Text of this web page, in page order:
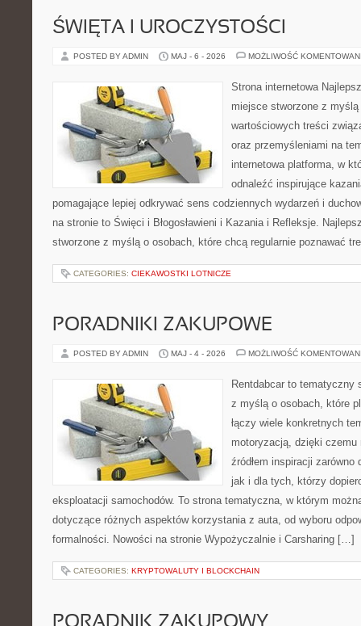
ŚWIĘTA I UROCZYSTOŚCI
POSTED BY ADMIN MAJ - 6 - 2026 MOŻLIWOŚĆ
Strona internetowa
miejsce stworzone z
wartościowych treści
oraz przemyśleniami na
internetowa platforma, w
odnaleźć inspirujące
pomagające lepiej odkrywać sens codziennych wydarzeń i
na stronie to Święci i Błogosławieni i Kazania i Refleksje.
stworzone z myślą o osobach, które chcą regularnie poznawać
CATEGORIES: CIEKAWOSTKI LOTNICZE
PORADNIKI ZAKUPOWE
POSTED BY ADMIN MAJ - 4 - 2026 MOŻLIWOŚĆ
Rentdabcar to tematyczny
z myślą o osobach, które
łączy wiele konkretnych
motoryzacją, dzięki
źródłem inspiracji zarówno
jak i dla tych, którzy
eksploatacji samochodów. To strona tematyczna, w którym
dotyczące różnych aspektów korzystania z auta, od wyboru
formalności. Nowości na stronie Wypożyczalnie i Carsharing […]
CATEGORIES: KRYPTOWALUTY I BLOCKCHAIN